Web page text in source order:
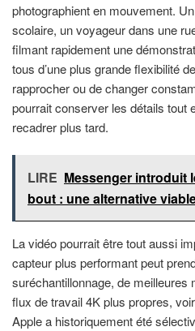
photographient en mouvement.
scolaire, un voyageur dans une
filmant rapidement une
tous d’une plus grande flexibilité
rapprocher ou de changer
pourrait conserver les détails tout
recadrer plus tard.
LIRE Messenger introduit
bout : une alternative
La vidéo pourrait être tout aussi
capteur plus performant peut
suréchantillonnage, de meilleures
flux de travail 4K plus propres,
Apple a historiquement été